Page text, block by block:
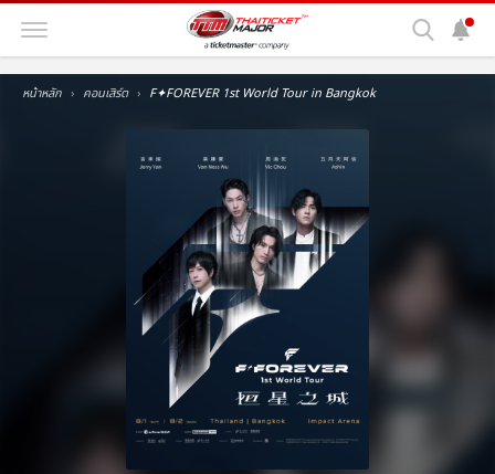
หน้าหลัก คอนเสิร์ต F✦FOREVER 1st World Tour in Bangkok